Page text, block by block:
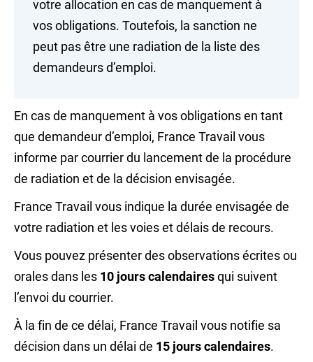
votre allocation en cas de manquement à
vos obligations. Toutefois, la sanction ne
peut pas être une radiation de la liste des
demandeurs d’emploi.
En cas de manquement à vos obligations en tant
que demandeur d’emploi, France Travail vous
informe par courrier du lancement de la procédure
de radiation et de la décision envisagée.
France Travail vous indique la durée envisagée de
votre radiation et les voies et délais de recours.
Vous pouvez présenter des observations écrites ou
orales dans les 10 jours calendairesqui suivent
l’envoi du courrier.
À la fin de ce délai, France Travail vous notifie sa
décision dans un délai de 15 jours calendaires.